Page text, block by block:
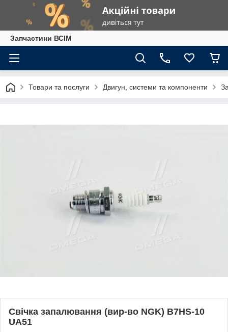
Запчастини ВСІМ
Товари та послуги Двигун, системи та компоненти
Свічка запалювання (вир-во NGK) B7HS-10
UA51